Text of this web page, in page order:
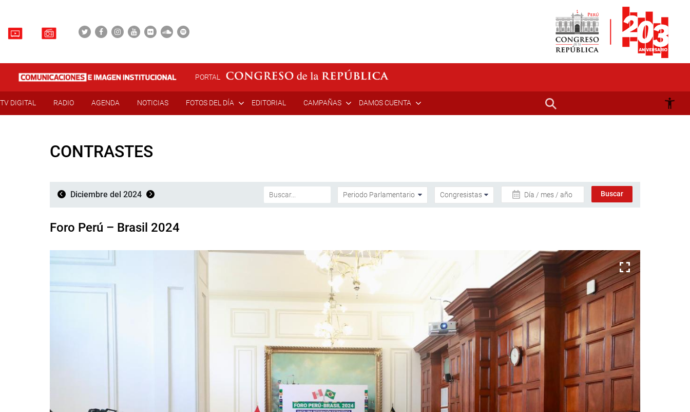
PORTAL
TV DIGITAL RADIO AGENDA NOTICIAS FOTOS DEL DÍA EDITORIAL CAMPAÑAS DAMOS CUENTA
CONTRASTES
Diciembre del 2024 Día / mes / año
Foro Perú – Brasil 2024